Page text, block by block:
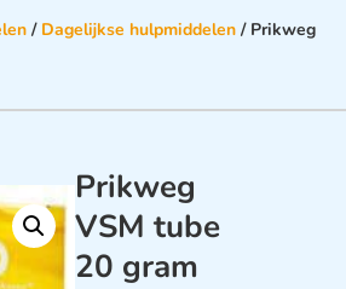
/ Dagelijkse hulpmiddelen / Prikweg
Prikweg
VSM tube
20 gram